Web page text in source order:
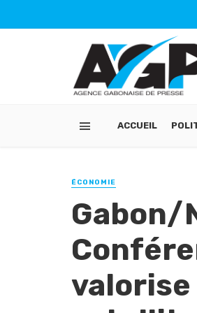
ACCUEIL
ÉCONOMIE
Gabon/
valorise